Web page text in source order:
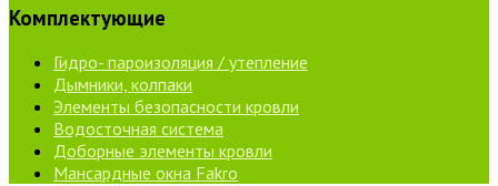
Комплектующие
Гидро- пароизоляция / утепление
Дымники, колпаки
Элементы безопасности кровли
Водосточная система
Доборные элементы кровли
Мансардные окна Fakro